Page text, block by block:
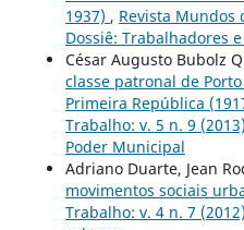
1937) , Revista Mundos
Dossiê: Trabalhadores
César Augusto Bubolz
classe patronal de
Primeira República
Trabalho: v. 5 n. 9
Poder Municipal
Adriano Duarte, Jean
movimentos sociais
Trabalho: v. 4 n. 7